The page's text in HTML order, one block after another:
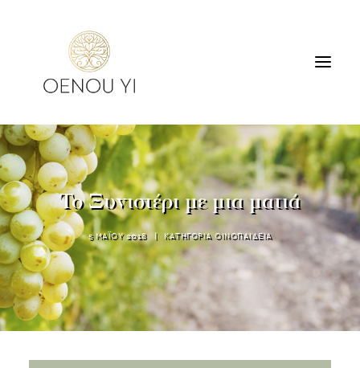
ΟΙΝΟΠΟΙΕΙΟ
ΠΡΟΪΟΝΤΑ
ΠΕΡΙΗΓΗΣΕΙΣ & ΓΕΥΣΙΓΝΩΣΙΑ
ΔΙΑΜΟΝΗ
ΕΠΙΚΟΙΝΩΝΙΑ
SEARCH
Το Ξυνιστέρι με μια ματιά
5 ΜΑΪΟΥ 2018 | ΚΑΤΗΓΟΡΙΑ ΟΙΝΟΠΑΙΔΕΙΑ